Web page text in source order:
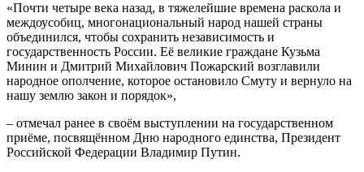
«Почти четыре века назад, в тяжелейшие времена раскола и
междоусобиц, многонациональный народ нашей страны
объединился, чтобы сохранить независимость и
государственность России. Её великие граждане Кузьма
Минин и Дмитрий Михайлович Пожарский возглавили
народное ополчение, которое остановило Смуту и вернуло на
нашу землю закон и порядок»,
– отмечал ранее в своём выступлении на государственном
приёме, посвящённом Дню народного единства, Президент
Российской Федерации Владимир Путин.